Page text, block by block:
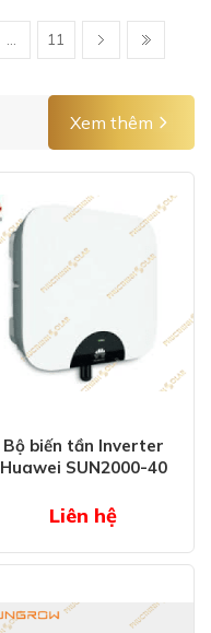
11
Xem thêm
Bộ biến tần Inverter
Huawei SUN2000-40
Liên hệ